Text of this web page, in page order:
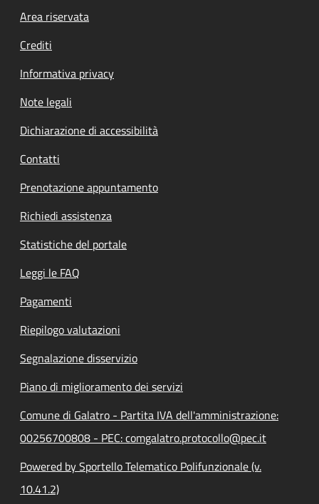
Footer menu
Area riservata
Crediti
Informativa privacy
Note legali
Dichiarazione di accessibilità
Contatti
Prenotazione appuntamento
Richiedi assistenza
Statistiche del portale
Leggi le FAQ
Pagamenti
Riepilogo valutazioni
Segnalazione disservizio
Piano di miglioramento dei servizi
Comune di Galatro - Partita IVA dell'amministrazione:
00256700808 - PEC: comgalatro.protocollo@pec.it
Powered by Sportello Telematico Polifunzionale (v.
10.41.2)